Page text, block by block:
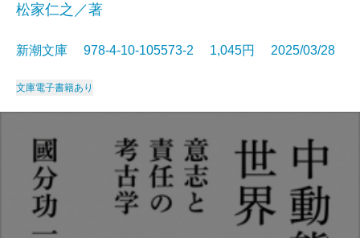
松家仁之／著
新潮文庫 978-4-10-105573-2 1,045円 2025/03/28
文庫電子書籍あり